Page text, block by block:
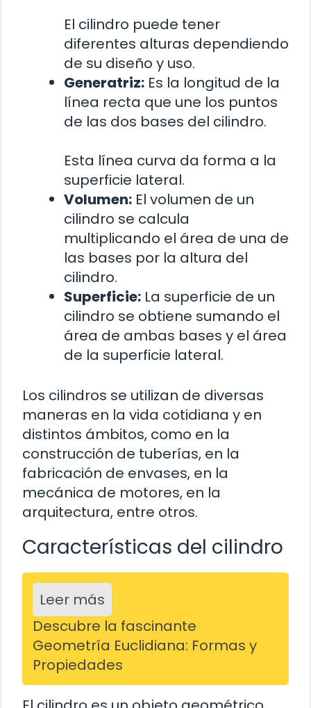
El cilindro puede tener
diferentes alturas dependiendo
de su diseño y uso.
Generatriz: Es la longitud de la
línea recta que une los puntos
de las dos bases del cilindro.
Esta línea curva da forma a la
superficie lateral.
Volumen: El volumen de un
cilindro se calcula
multiplicando el área de una de
las bases por la altura del
cilindro.
Superficie: La superficie de un
cilindro se obtiene sumando el
área de ambas bases y el área
de la superficie lateral.
Los cilindros se utilizan de diversas
maneras en la vida cotidiana y en
distintos ámbitos, como en la
construcción de tuberías, en la
fabricación de envases, en la
mecánica de motores, en la
arquitectura, entre otros.
Características del cilindro
Leer más
Descubre la fascinante
Geometría Euclidiana: Formas y
Propiedades